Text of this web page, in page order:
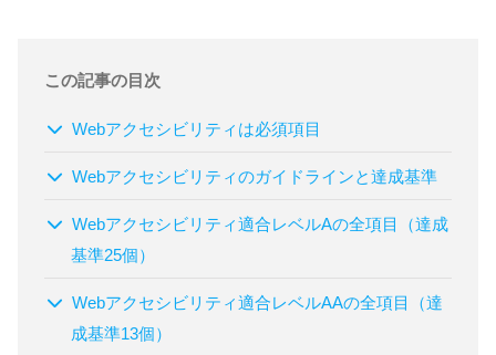
この記事の目次
Webアクセシビリティは必須項目
Webアクセシビリティのガイドラインと達成基準
Webアクセシビリティ適合レベルAの全項目（達成
基準25個）
Webアクセシビリティ適合レベルAAの全項目（達
成基準13個）